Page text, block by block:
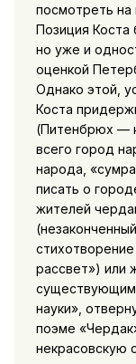
посмотреть на
Позиция Коста
но уже и
оценкой
Однако этой,
Коста
(Питенбрюх —
всего город
народа,
писать о
жителей
рассвет») или
существующим
науки»,
поэме
некрасовскую